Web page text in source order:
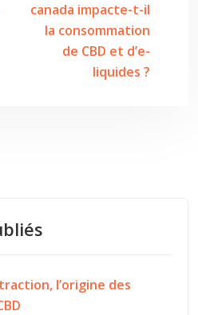
canada impacte-t-il
la consommation
de CBD et d’e-
liquides ?
l’origine des